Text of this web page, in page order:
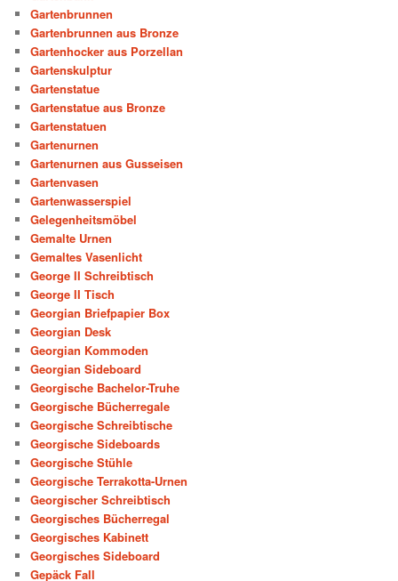
Gartenbrunnen
Gartenbrunnen aus Bronze
Gartenhocker aus Porzellan
Gartenskulptur
Gartenstatue
Gartenstatue aus Bronze
Gartenstatuen
Gartenurnen
Gartenurnen aus Gusseisen
Gartenvasen
Gartenwasserspiel
Gelegenheitsmöbel
Gemalte Urnen
Gemaltes Vasenlicht
George II Schreibtisch
George II Tisch
Georgian Briefpapier Box
Georgian Desk
Georgian Kommoden
Georgian Sideboard
Georgische Bachelor-Truhe
Georgische Bücherregale
Georgische Schreibtische
Georgische Sideboards
Georgische Stühle
Georgische Terrakotta-Urnen
Georgischer Schreibtisch
Georgisches Bücherregal
Georgisches Kabinett
Georgisches Sideboard
Gepäck Fall